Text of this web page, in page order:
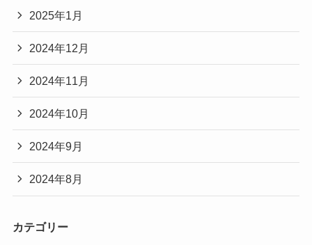
2025年1月
2024年12月
2024年11月
2024年10月
2024年9月
2024年8月
カテゴリー